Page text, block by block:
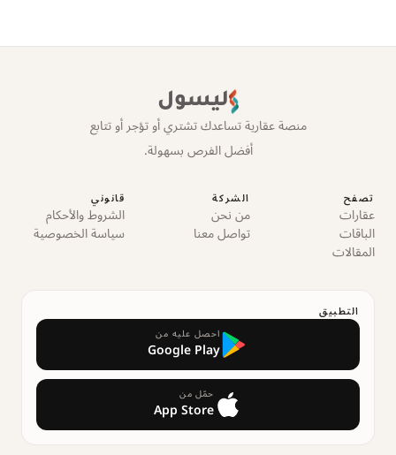
ليسول
منصة عقارية تساعدك تشتري أو تؤجر أو تتابع
أفضل الفرص بسهولة.
تصفح
عقارات
الباقات
المقالات
الشركة
من نحن
تواصل معنا
قانوني
الشروط والأحكام
سياسة الخصوصية
التطبيق
احصل عليه من
Google Play
حمّل من
App Store